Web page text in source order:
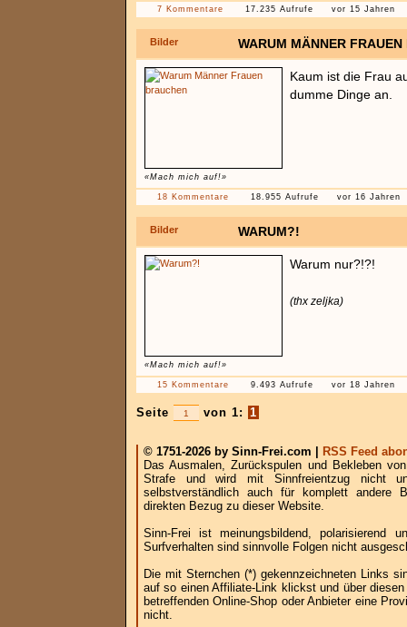
7 Kommentare 17.235 Aufrufe vor 15 Jahren
Bilder WARUM MÄNNER FRAUEN
«Mach mich auf!»
Kaum ist die Frau
dumme Dinge an.
18 Kommentare 18.955 Aufrufe vor 16 Jahren
Bilder WARUM?!
«Mach mich auf!»
Warum nur?!?!
(thx zeljka)
15 Kommentare 9.493 Aufrufe vor 18 Jahren
Seite von 1: 1
© 1751-2026 by Sinn-Frei.com |
RSS Feed
Das Ausmalen, Zurückspulen und Bekleben
Strafe und wird mit Sinnfreientzug nicht
selbstverständlich auch für komplett andere
direkten Bezug zu dieser Website.
Sinn-Frei ist meinungsbildend, polarisierend
Surfverhalten sind sinnvolle Folgen nicht
Die mit Sternchen (*) gekennzeichneten Links
auf so einen Affiliate-Link klickst und über
betreffenden Online-Shop oder Anbieter eine
nicht.